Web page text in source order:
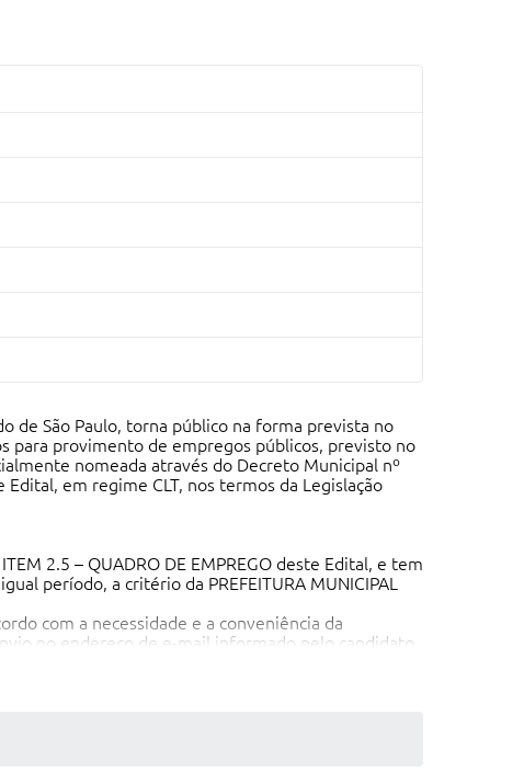
de São Paulo, torna público na forma prevista no
para provimento de empregos públicos, previsto no
nomeada através do Decreto Municipal nº
em regime CLT, nos termos da Legislação
2.5 – QUADRO DE EMPREGO deste Edital, e tem
período, a critério da PREFEITURA MUNICIPAL
com a necessidade e a conveniência da
no endereço de e-mail informado pelo candidato
das provas e demais eventos. O candidato deverá